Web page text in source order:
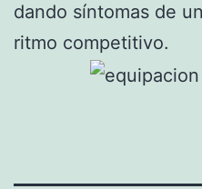
dando síntomas de
ritmo competitivo.